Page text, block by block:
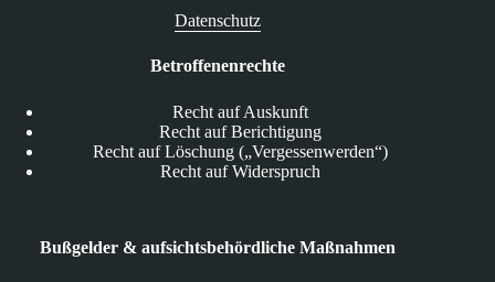
Datenschutz
Betroffenenrechte
Recht auf Auskunft
Recht auf Berichtigung
Recht auf Löschung („Vergessenwerden“)
Recht auf Widerspruch
Bußgelder & aufsichtsbehördliche Maßnahmen